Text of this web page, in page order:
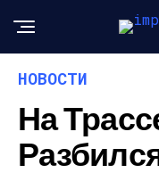
НОВОСТИ
На